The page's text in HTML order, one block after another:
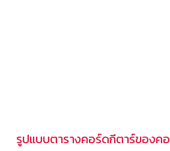
รูปแบบตารางคอร์ดกีตาร์ของค